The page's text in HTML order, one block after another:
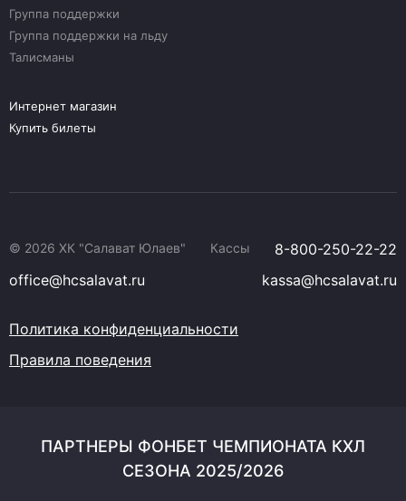
Группа поддержки
Группа поддержки на льду
Талисманы
Интернет магазин
Купить билеты
© 2026 ХК "Салават Юлаев" Кассы
8-800-250-22-22
office@hcsalavat.ru
kassa@hcsalavat.ru
Политика конфиденциальности
Правила поведения
ПАРТНЕРЫ ФОНБЕТ ЧЕМПИОНАТА КХЛ
СЕЗОНА 2025/2026